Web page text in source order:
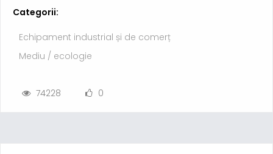
Categorii:
Echipament industrial și de comerț
Mediu / ecologie
74228 0